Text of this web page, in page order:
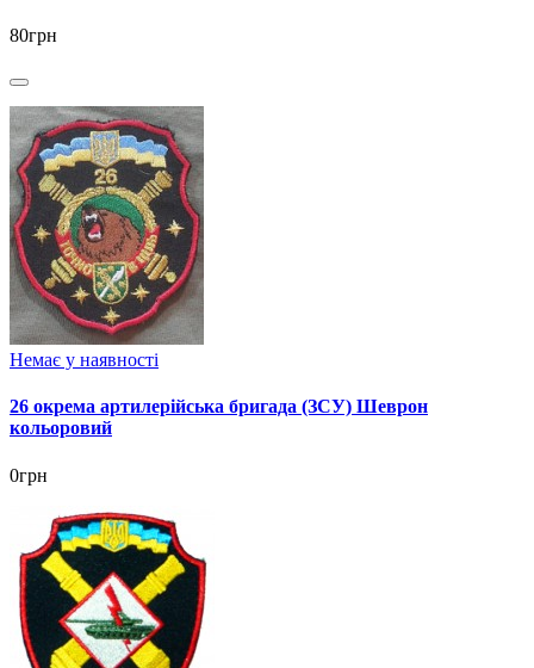
80грн
Немає у наявності
26 окрема артилерійська бригада (ЗСУ) Шеврон
кольоровий
0грн